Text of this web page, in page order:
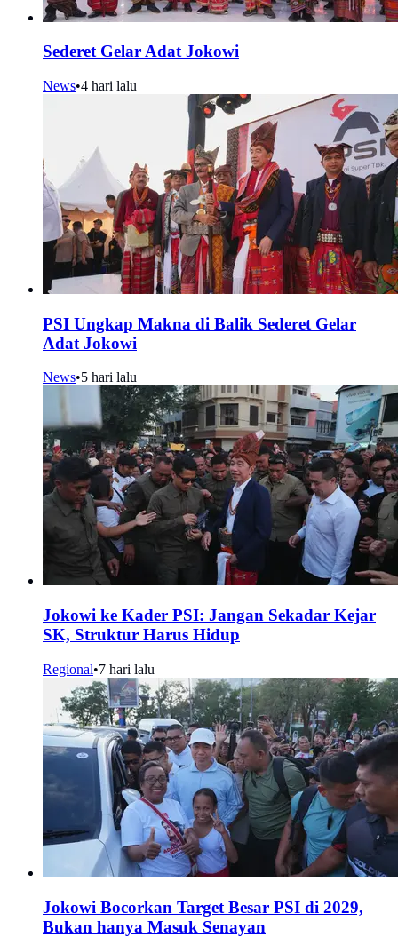
Sederet Gelar Adat Jokowi
News•4 hari lalu
PSI Ungkap Makna di Balik Sederet Gelar
Adat Jokowi
News•5 hari lalu
Jokowi ke Kader PSI: Jangan Sekadar Kejar
SK, Struktur Harus Hidup
Regional•7 hari lalu
Jokowi Bocorkan Target Besar PSI di 2029,
Bukan hanya Masuk Senayan